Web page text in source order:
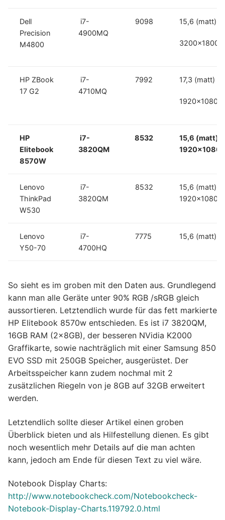
Dell
Precision
M4800
i7-
4900MQ
9098 15,6 (matt)
3200×1800
HP ZBook
17 G2
i7-
4710MQ
7992 17,3 (matt)
1920×1080
HP
Elitebook
8570W
i7-
3820QM
8532
15,6 (matt)
1920×1080
Lenovo
ThinkPad
W530
i7-
3820QM
8532
15,6 (matt)
1920×1080
Lenovo
Y50-70
i7-
4700HQ
7775 15,6 (matt)
So sieht es im groben mit den Daten aus. Grundlegend
kann man alle Geräte unter 90% RGB /sRGB gleich
aussortieren. Letztendlich wurde für das fett markierte
HP Elitebook 8570w entschieden. Es ist i7 3820QM,
16GB RAM (2x8GB), der besseren NVidia K2000
Graffikarte, sowie nachträglich mit einer Samsung 850
EVO SSD mit 250GB Speicher, ausgerüstet. Der
Arbeitsspeicher kann zudem nochmal mit 2
zusätzlichen Riegeln von je 8GB auf 32GB erweitert
werden.
Letztendlich sollte dieser Artikel einen groben
Überblick bieten und als Hilfestellung dienen. Es gibt
noch wesentlich mehr Details auf die man achten
kann, jedoch am Ende für diesen Text zu viel wäre.
Notebook Display Charts:
http://www.notebookcheck.com/Notebookcheck-
Notebook-Display-Charts.119792.0.html